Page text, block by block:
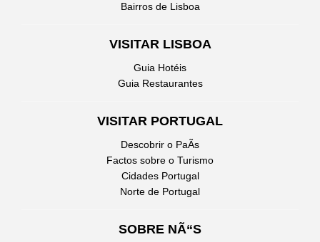
Bairros de Lisboa
VISITAR LISBOA
Guia Hotéis
Guia Restaurantes
VISITAR PORTUGAL
Descobrir o PaÃ­s
Factos sobre o Turismo
Cidades Portugal
Norte de Portugal
SOBRE NÃ“S